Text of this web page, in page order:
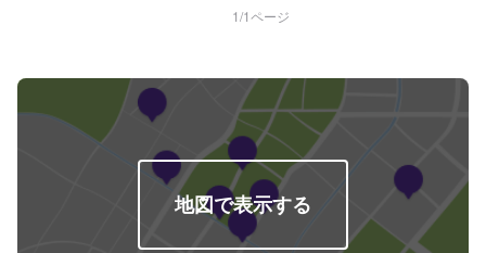
1/1ページ
地図で表示する